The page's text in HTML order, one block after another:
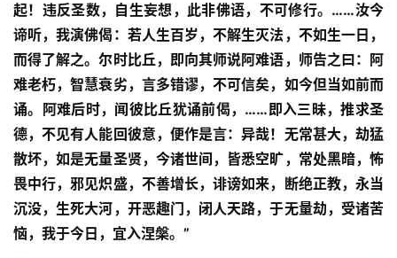
起！违反圣数，自生妄想，此非佛语，不可修行。……汝今
谛听，我演佛偈：若人生百岁，不解生灭法，不如生一日，
而得了解之。尔时比丘，即向其师说阿难语，师告之曰：阿
难老朽，智慧衰劣，言多错谬，不可信矣，如今但当如前而
诵。阿难后时，闻彼比丘犹诵前偈，……即入三昧，推求圣
德，不见有人能回彼意，便作是言：异哉！无常甚大，劫猛
散坏，如是无量圣贤，今诸世间，皆悉空旷，常处黑暗，怖
畏中行，邪见炽盛，不善增长，诽谤如来，断绝正教，永当
沉没，生死大河，开恶趣门，闭人天路，于无量劫，受诸苦
恼，我于今日，宜入涅槃。”